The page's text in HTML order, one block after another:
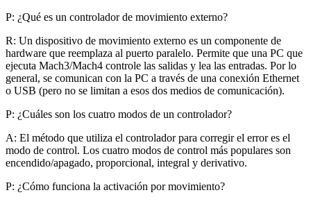
P: ¿Qué es un controlador de movimiento externo?
R: Un dispositivo de movimiento externo es un componente de
hardware que reemplaza al puerto paralelo. Permite que una PC que
ejecuta Mach3/Mach4 controle las salidas y lea las entradas. Por lo
general, se comunican con la PC a través de una conexión Ethernet
o USB (pero no se limitan a esos dos medios de comunicación).
P: ¿Cuáles son los cuatro modos de un controlador?
A: El método que utiliza el controlador para corregir el error es el
modo de control. Los cuatro modos de control más populares son
encendido/apagado, proporcional, integral y derivativo.
P: ¿Cómo funciona la activación por movimiento?